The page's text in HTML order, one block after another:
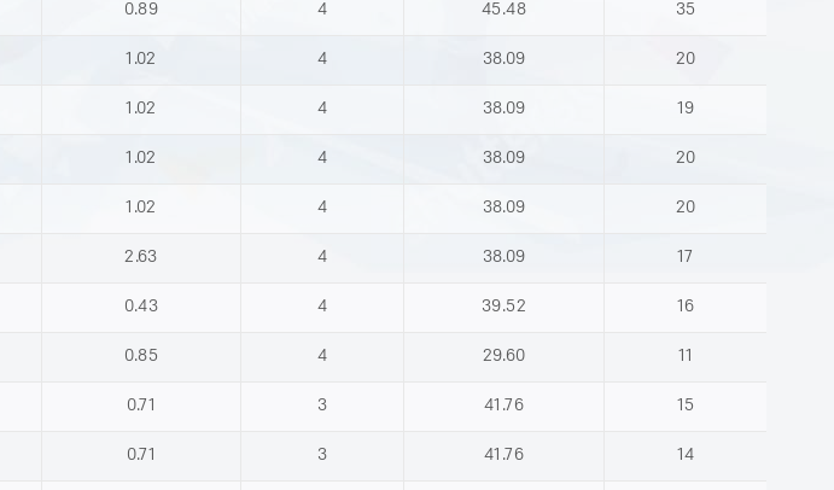
0.89 4 45.48 35
1.02 4 38.09 20
1.02 4 38.09 19
1.02 4 38.09 20
1.02 4 38.09 20
2.63 4 38.09 17
0.43 4 39.52 16
0.85 4 29.60 11
0.71 3 41.76 15
0.71 3 41.76 14